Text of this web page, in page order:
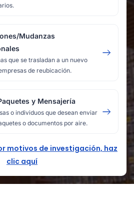
Mudanzas
que se trasladan a un nuevo
de reubicación.
y Mensajería
o individuos que desean enviar
o documentos por aire.
motivos de investigación, haz
clic aquí